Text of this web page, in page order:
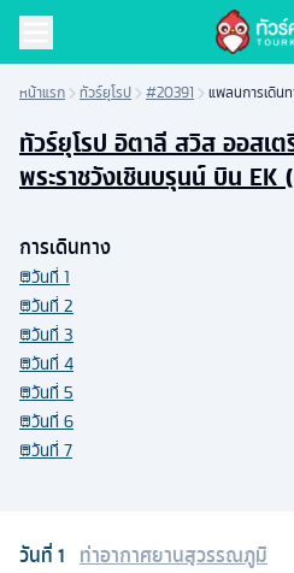
หน้าแรก ทัวร์ยุโรป #20391 แพลนการเดิน
ทัวร์ยุโรป อิตาลี สวิส ออสเ
พระราชวังเชินบรุนน์ บิน EK
วันที่1 ท่าอากาศยานสุวรรณภูมิ
การเดินทาง
วันที่ 1
วันที่ 2
วันที่ 3
วันที่ 4
วันที่ 5
วันที่ 6
วันที่ 7